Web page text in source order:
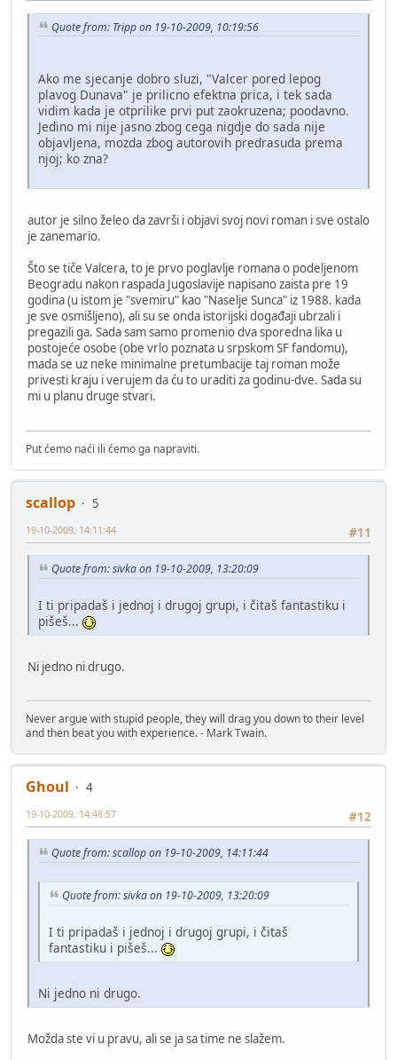
Quote from: Tripp on 19-10-2009, 10:19:56
Ako me sjecanje dobro sluzi, "Valcer pored lepog
plavog Dunava" je prilicno efektna prica, i tek sada
vidim kada je otprilike prvi put zaokruzena; poodavno.
Jedino mi nije jasno zbog cega nigdje do sada nije
objavljena, mozda zbog autorovih predrasuda prema
njoj; ko zna?
autor je silno želeo da završi i objavi svoj novi roman i sve ostalo
je zanemario.
Što se tiče Valcera, to je prvo poglavlje romana o podeljenom
Beogradu nakon raspada Jugoslavije napisano zaista pre 19
godina (u istom je "svemiru" kao "Naselje Sunca" iz 1988. kada
je sve osmišljeno), ali su se onda istorijski događaji ubrzali i
pregazili ga. Sada sam samo promenio dva sporedna lika u
postojeće osobe (obe vrlo poznata u srpskom SF fandomu),
mada se uz neke minimalne pretumbacije taj roman može
privesti kraju i verujem da ću to uraditi za godinu-dve. Sada su
mi u planu druge stvari.
Put ćemo naći ili ćemo ga napraviti.
scallop
5
#11
19-10-2009, 14:11:44
Quote from: sivka on 19-10-2009, 13:20:09
I ti pripadaš i jednoj i drugoj grupi, i čitaš fantastiku i
pišeš...
Ni jedno ni drugo.
Never argue with stupid people, they will drag you down to their level
and then beat you with experience. - Mark Twain.
Ghoul
4
#12
19-10-2009, 14:48:57
Quote from: scallop on 19-10-2009, 14:11:44
Quote from: sivka on 19-10-2009, 13:20:09
I ti pripadaš i jednoj i drugoj grupi, i čitaš
fantastiku i pišeš...
Ni jedno ni drugo.
Možda ste vi u pravu, ali se ja sa time ne slažem.